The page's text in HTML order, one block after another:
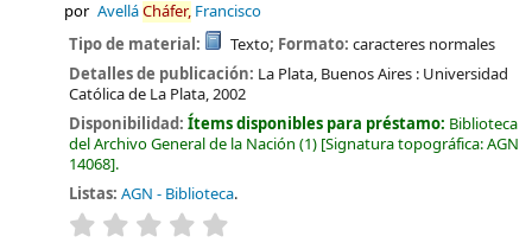
por AvelláCháfer,Francisco
Tipo de material: Texto; Formato: caracteres normales
Detalles de publicación: La Plata, Buenos Aires : Universidad
Católica de La Plata,2002
Disponibilidad:Ítems disponibles para préstamo: Biblioteca
del Archivo General de la Nación (1) Signatura topográfica:AGN
14068 .
Listas: AGN - Biblioteca.
valoración